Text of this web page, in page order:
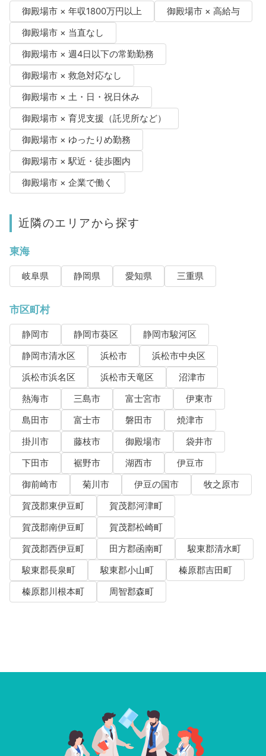
御殿場市 × 年収1800万円以上
御殿場市 × 高給与
御殿場市 × 当直なし
御殿場市 × 週4日以下の常勤勤務
御殿場市 × 救急対応なし
御殿場市 × 土・日・祝日休み
御殿場市 × 育児支援（託児所など）
御殿場市 × ゆったりめ勤務
御殿場市 × 駅近・徒歩圏内
御殿場市 × 企業で働く
近隣のエリアから探す
東海
岐阜県 静岡県 愛知県 三重県
市区町村
静岡市 静岡市葵区
静岡市駿河区
静岡市清水区
浜松市
浜松市中央区
浜松市浜名区
浜松市天竜区
沼津市
熱海市
三島市 富士宮市
伊東市
島田市
富士市 磐田市
焼津市
掛川市
藤枝市 御殿場市
袋井市
下田市
裾野市 湖西市
伊豆市
御前崎市
菊川市 伊豆の国市
牧之原市
賀茂郡東伊豆町
賀茂郡河津町
賀茂郡南伊豆町
賀茂郡松崎町
賀茂郡西伊豆町
田方郡函南町
駿東郡清水町
駿東郡長泉町
駿東郡小山町
榛原郡吉田町
榛原郡川根本町
周智郡森町